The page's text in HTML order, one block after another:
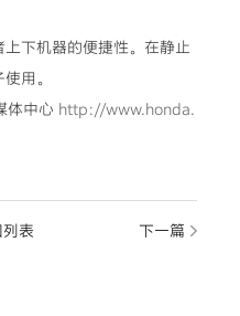
下机器的便捷性。在静止
用。
体中心 http://www.honda.
表 下一篇